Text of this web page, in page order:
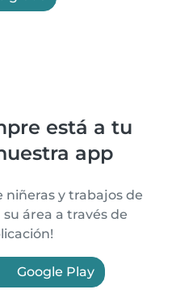
está a tu
app
niñeras y trabajos de
área a través de
Google Play